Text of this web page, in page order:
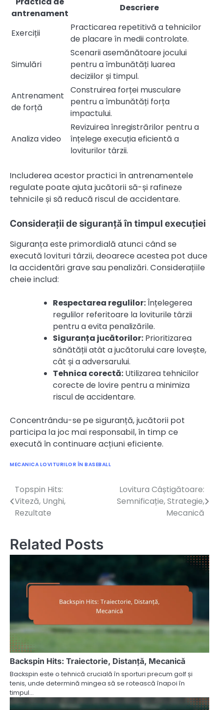
antrenament
Descriere
Exerciții
Practicarea repetitivă a tehnicilor
de placare în medii controlate.
Simulări
Scenarii asemănătoare jocului
pentru a îmbunătăți luarea
deciziilor și timpul.
Antrenament
de forță
Construirea forței musculare
pentru a îmbunătăți forța
impactului.
Analiza video
Revizuirea înregistrărilor pentru a
înțelege execuția eficientă a
loviturilor târzii.
Includerea acestor practici în antrenamentele
regulate poate ajuta jucătorii să-și rafineze
tehnicile și să reducă riscul de accidentare.
Considerații de siguranță în timpul execuției
Siguranța este primordială atunci când se
execută lovituri târzii, deoarece acestea pot duce
la accidentări grave sau penalizări. Considerațiile
cheie includ:
Respectarea regulilor:Înțelegerea
regulilor referitoare la loviturile târzii
pentru a evita penalizările.
Siguranța jucătorilor: Prioritizarea
sănătății atât a jucătorului care lovește,
cât și a adversarului.
Tehnica corectă: Utilizarea tehnicilor
corecte de lovire pentru a minimiza
riscul de accidentare.
Concentrându-se pe siguranță, jucătorii pot
participa la joc mai responsabil, în timp ce
execută în continuare acțiuni eficiente.
MECANICA LOVITURILOR ÎN BASEBALL
Post
navigation
Topspin Hits:
Viteză, Unghi,
Rezultate
Lovitura Câștigătoare:
Semnificație, Strategie,
Mecanică
Related Posts
Backspin Hits: Traiectorie, Distanță, Mecanică
Backspin este o tehnică crucială în sporturi precum golf și
tenis, unde determină mingea să se rotească înapoi în
timpul…